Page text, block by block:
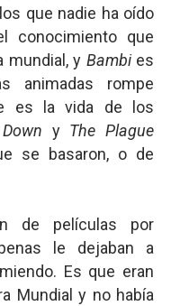
que nadie ha oído
conocimiento que
mundial, y Bambies
animadas rompe
es la vida de los
y The Plague
se basaron, o de
de películas por
le dejaban a
Es que eran
Mundial y no había